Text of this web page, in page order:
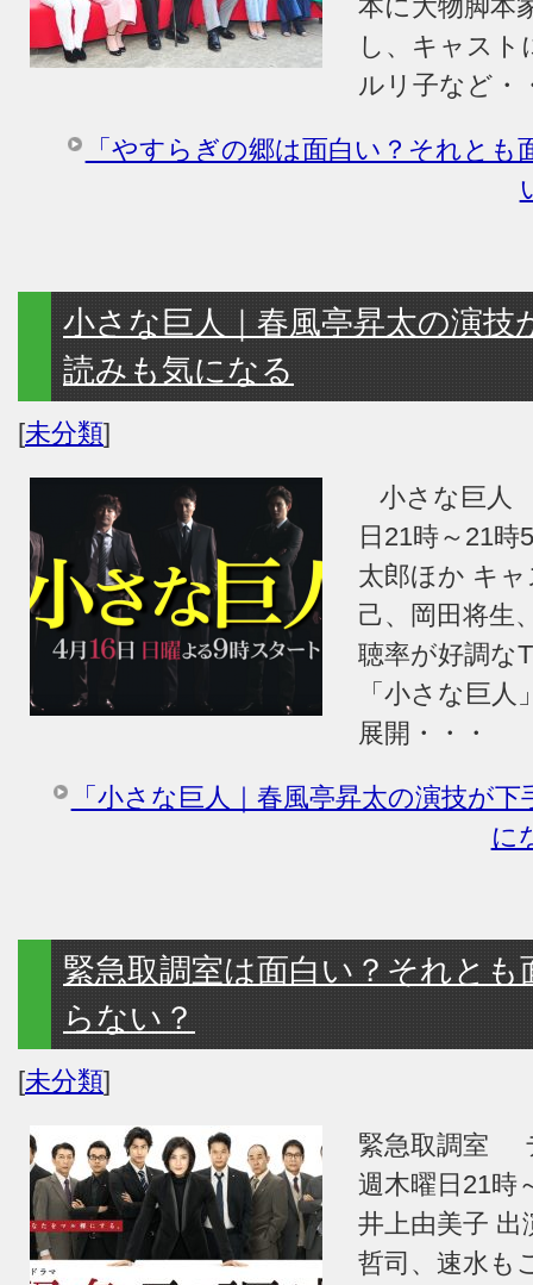
本に大物脚本
し、キャスト
ルリ子など・
「やすらぎの郷は面白い？それと
小さな巨人｜春風亭昇太の演技
読みも気になる
[未分類]
小さな巨
日21時～21時
太郎ほか キ
己、岡田将生
聴率が好調な
「小さな巨
展開・・・
「小さな巨人｜春風亭昇太の演技が
に
緊急取調室は面白い？それと
らない？
[未分類]
緊急取調室
週木曜日21時
井上由美子 出
哲司、速水